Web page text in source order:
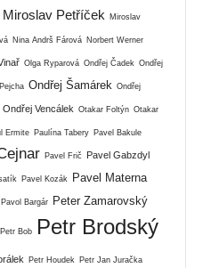
Miroslav Petříček Miroslav
Nina Andrš Fárová Norbert Werner
Olga Ryparová Ondřej Čadek Ondřej
Ondřej Šamárek Ondřej
Ondřej Vencálek Otakar Foltýn Otakar
Ermite Paulína Tabery Pavel Bakule
Pavel Frič Pavel Gabzdyl
Pavel Kozák Pavel Materna
Pavol Bargár Peter Zamarovský
Petr Bob Petr Brodský
Petr Houdek Petr Jan Juračka